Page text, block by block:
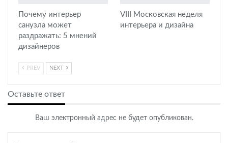
Почему интерьер
санузла может
раздражать: 5 мнений
дизайнеров
VIII Московская неделя
интерьера и дизайна
PREV NEXT
Оставьте ответ
Ваш электронный адрес не будет опубликован.